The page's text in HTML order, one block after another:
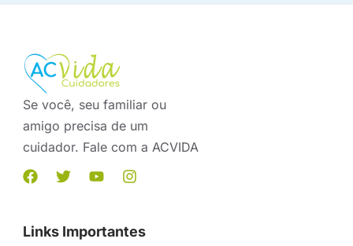
Se você, seu familiar ou
amigo precisa de um
cuidador. Fale com a ACVIDA
Links Importantes